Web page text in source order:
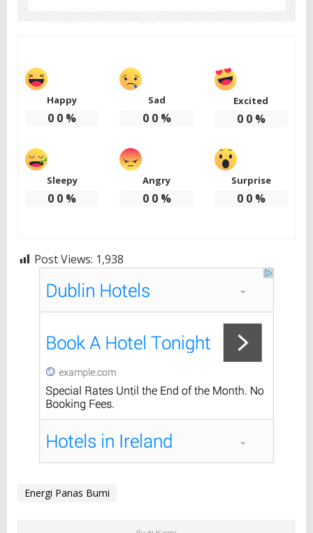
Happy
0 0 %
Sad
0 0%
Excited
0 0%
Sleepy
0 0 %
Angry
0 0%
Surprise
0 0%
Post Views: 1,938
Energi Panas Bumi